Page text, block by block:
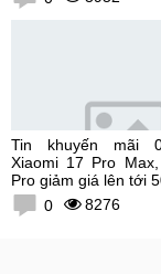
Tin khuyến mãi
Xiaomi 17 Pro
Pro giảm giá lên tới
0
8276